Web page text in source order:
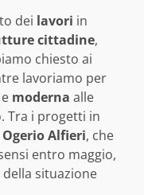
dei lavori in
cittadine,
chiesto ai
lavoriamo per
e moderna alle
Tra i progetti in
Alfieri, che
entro maggio,
situazione